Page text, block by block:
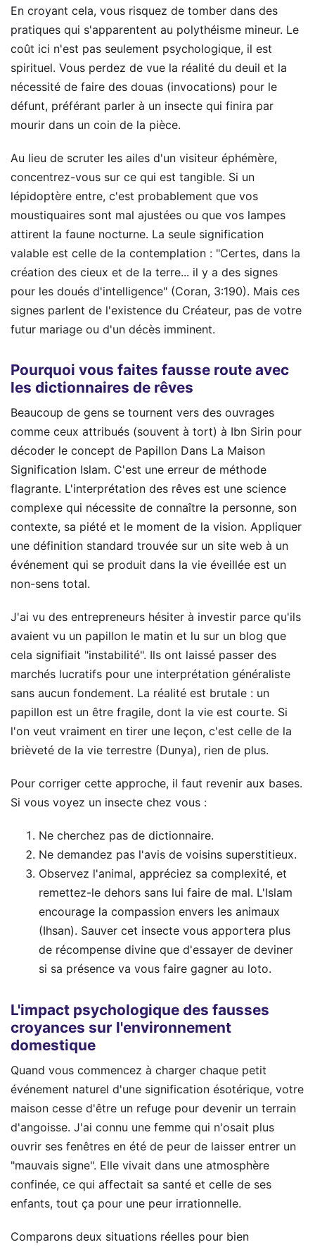
En croyant cela, vous risquez de tomber dans des
pratiques qui s'apparentent au polythéisme mineur. Le
coût ici n'est pas seulement psychologique, il est
spirituel. Vous perdez de vue la réalité du deuil et la
nécessité de faire des douas (invocations) pour le
défunt, préférant parler à un insecte qui finira par
mourir dans un coin de la pièce.
Au lieu de scruter les ailes d'un visiteur éphémère,
concentrez-vous sur ce qui est tangible. Si un
lépidoptère entre, c'est probablement que vos
moustiquaires sont mal ajustées ou que vos lampes
attirent la faune nocturne. La seule signification
valable est celle de la contemplation : "Certes, dans la
création des cieux et de la terre... il y a des signes
pour les doués d'intelligence" (Coran, 3:190). Mais ces
signes parlent de l'existence du Créateur, pas de votre
futur mariage ou d'un décès imminent.
Pourquoi vous faites fausse route avec
les dictionnaires de rêves
Beaucoup de gens se tournent vers des ouvrages
comme ceux attribués (souvent à tort) à Ibn Sirin pour
décoder le concept de Papillon Dans La Maison
Signification Islam. C'est une erreur de méthode
flagrante. L'interprétation des rêves est une science
complexe qui nécessite de connaître la personne, son
contexte, sa piété et le moment de la vision. Appliquer
une définition standard trouvée sur un site web à un
événement qui se produit dans la vie éveillée est un
non-sens total.
J'ai vu des entrepreneurs hésiter à investir parce qu'ils
avaient vu un papillon le matin et lu sur un blog que
cela signifiait "instabilité". Ils ont laissé passer des
marchés lucratifs pour une interprétation généraliste
sans aucun fondement. La réalité est brutale : un
papillon est un être fragile, dont la vie est courte. Si
l'on veut vraiment en tirer une leçon, c'est celle de la
brièveté de la vie terrestre (Dunya), rien de plus.
Pour corriger cette approche, il faut revenir aux bases.
Si vous voyez un insecte chez vous :
Ne cherchez pas de dictionnaire.
Ne demandez pas l'avis de voisins superstitieux.
Observez l'animal, appréciez sa complexité, et
remettez-le dehors sans lui faire de mal. L'Islam
encourage la compassion envers les animaux
(Ihsan). Sauver cet insecte vous apportera plus
de récompense divine que d'essayer de deviner
si sa présence va vous faire gagner au loto.
L'impact psychologique des fausses
croyances sur l'environnement
domestique
Quand vous commencez à charger chaque petit
événement naturel d'une signification ésotérique, votre
maison cesse d'être un refuge pour devenir un terrain
d'angoisse. J'ai connu une femme qui n'osait plus
ouvrir ses fenêtres en été de peur de laisser entrer un
"mauvais signe". Elle vivait dans une atmosphère
confinée, ce qui affectait sa santé et celle de ses
enfants, tout ça pour une peur irrationnelle.
Comparons deux situations réelles pour bien